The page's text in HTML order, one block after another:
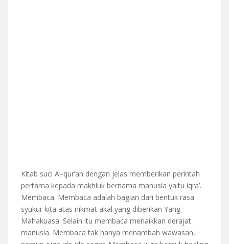
Kitab suci Al-qur’an dengan jelas memberikan perintah
pertama kepada makhluk bernama manusia yaitu iqra’.
Membaca. Membaca adalah bagian dari bentuk rasa
syukur kita atas nikmat akal yang diberikan Yang
Mahakuasa. Selain itu membaca menaikkan derajat
manusia. Membaca tak hanya menambah wawasan,